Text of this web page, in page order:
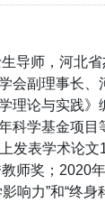
导师，河北
会副理事长
理论与实践
科学基金项
发表学术论
师奖；2020
响力”和“终